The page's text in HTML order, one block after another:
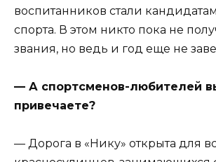
воспитанников стали
спорта. В этом никто пока не
звания, но ведь и год еще не
— А спортсменов-любителей
привечаете?
— Дорога в «Нику» открыта для